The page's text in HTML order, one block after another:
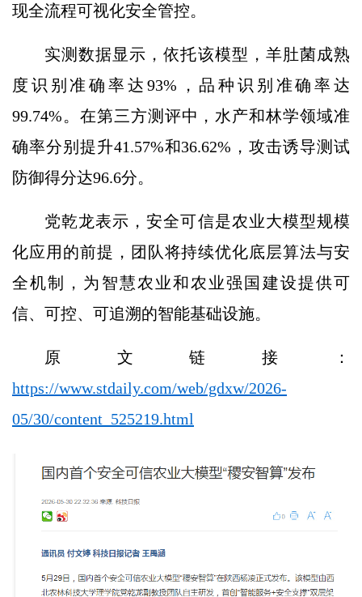
现全流程可视化安全管控。
实测数据显示，依托该模型，羊肚菌成熟
度识别准确率达93%，品种识别准确率达
99.74%。在第三方测评中，水产和林学领域准
确率分别提升41.57%和36.62%，攻击诱导测试
防御得分达96.6分。
党乾龙表示，安全可信是农业大模型规模
化应用的前提，团队将持续优化底层算法与安
全机制，为智慧农业和农业强国建设提供可
信、可控、可追溯的智能基础设施。
原文链接：
https://www.stdaily.com/web/gdxw/2026-
05/30/content_525219.html